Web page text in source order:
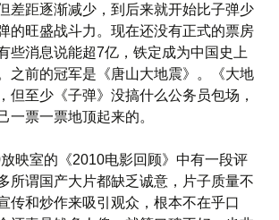
差距逐渐减少，到后来就开始比子弹少
的旺盛战斗力。现在还没有正式的票房
些消息说能超7亿，铁定成为中国史上
之前的冠军是《唐山大地震》。《大地
但至少《子弹》没搞什么公务员包场，
一票一票地顶起来的。
映室的《2010电影回顾》中有一段评
所谓国产大片都缺乏诚意，片子质量不
传和炒作来吸引观众，根本不在乎口